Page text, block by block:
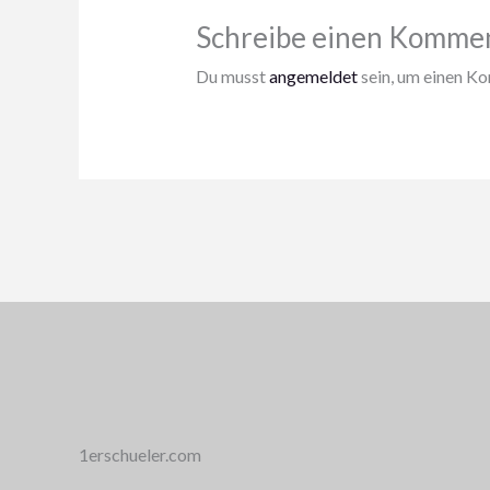
Schreibe einen
Du musstangemeldetsein, um einen
1erschueler.com